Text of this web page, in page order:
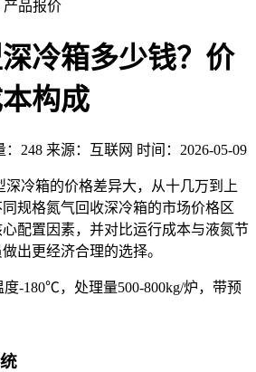
产品报价
冷箱多少钱？价
构成
248 来源：互联网 时间：2026-05-09
深冷箱的价格差异大，从十几万到上
规格氮气回收深冷箱的市场价格区
配置因素，并对比运行成本与液氮节
出更经济合理的选择。
-180℃，处理量500-800kg/炉，带预